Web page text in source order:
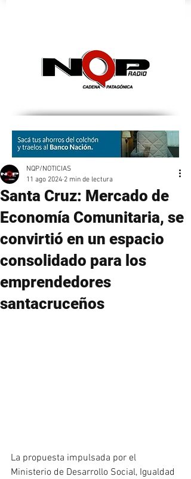
Santa Cruz: Mercado de
Economía Comunitaria, se
convirtió en un espacio
consolidado para los
emprendedores
santacruceños
NQP/NOTICIAS
11 ago 2024 2 min de lectura
La propuesta impulsada por el
Ministerio de Desarrollo Social, Igualdad